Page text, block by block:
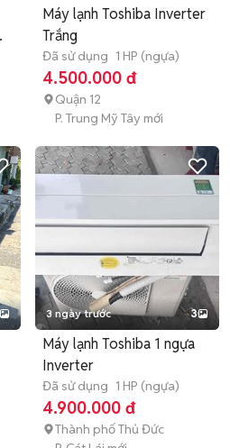
Máy lạnh Toshiba Inverter
Trắng
Đã sử dụng 1 HP (ngựa)
4.500.000 đ
Quận 12
P. Trung Mỹ Tây mới
3 ngày trước 3
Máy lạnh Toshiba 1 ngựa
Inverter
Đã sử dụng 1 HP (ngựa)
4.900.000 đ
Thành phố Thủ Đức